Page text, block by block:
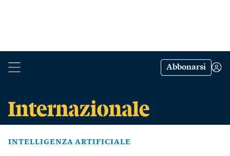
Abbonarsi
INTELLIGENZA ARTIFICIALE